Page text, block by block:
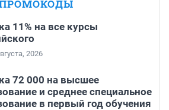
11% на все курсы
2026
72 000 на высшее
и среднее специальное
в первый год обучения